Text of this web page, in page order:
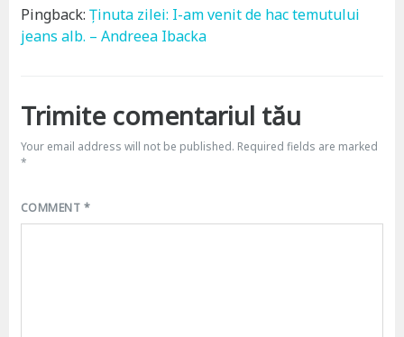
Pingback: Ținuta zilei: I-am venit de hac temutului
jeans alb. – Andreea Ibacka
Trimite comentariul tău
Your email address will not be published. Required fields are marked
*
COMMENT *